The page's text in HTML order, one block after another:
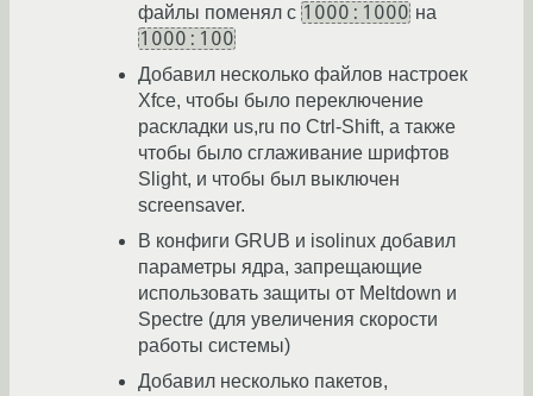
файлы поменял с 1000:1000 на
1000:100
Добавил несколько файлов настроек
Xfce, чтобы было переключение
раскладки us,ru по Ctrl-Shift, а также
чтобы было сглаживание шрифтов
Slight, и чтобы был выключен
screensaver.
В конфиги GRUB и isolinux добавил
параметры ядра, запрещающие
использовать защиты от Meltdown и
Spectre (для увеличения скорости
работы системы)
Добавил несколько пакетов,